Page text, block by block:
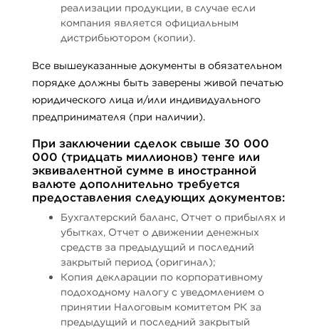
реализации продукции, в случае если
компания является официальным
дистрибьютором (копии).
Все вышеуказанные документы в обязательном
порядке должны быть заверены живой печатью
юридического лица и/или индивидуального
предпринимателя (при наличии).
При заключении сделок свыше 30 000
000 (тридцать миллионов) тенге или
эквивалентной сумме в иностранной
валюте дополнительно требуется
предоставления следующих документов:
Бухгалтерский баланс, Отчет о прибылях и
убытках, Отчет о движении денежных
средств за предыдущий и последний
закрытый период (оригинал);
Копия декларации по корпоративному
подоходному налогу с уведомлением о
принятии Налоговым комитетом РК за
предыдущий и последний закрытый